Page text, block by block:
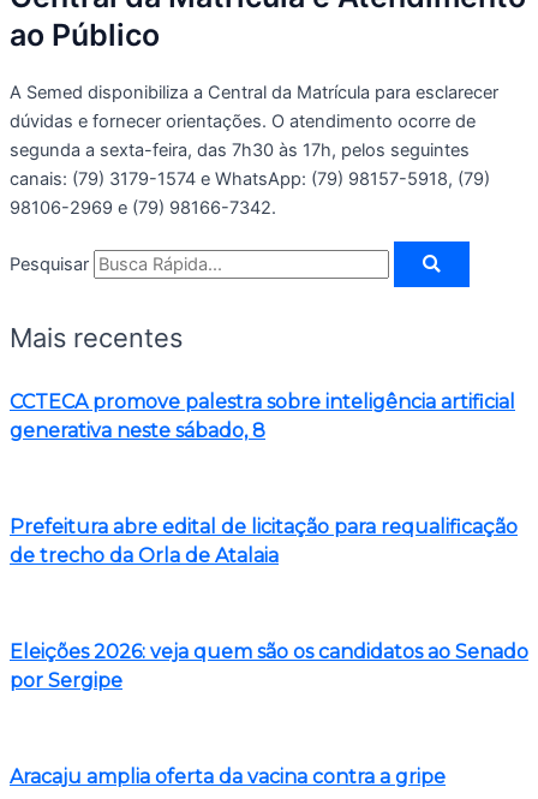
ao Público
A Semed disponibiliza a Central da Matrícula para esclarecer
dúvidas e fornecer orientações. O atendimento ocorre de
segunda a sexta-feira, das 7h30 às 17h, pelos seguintes
canais: (79) 3179-1574 e WhatsApp: (79) 98157-5918, (79)
98106-2969 e (79) 98166-7342.
Pesquisar
Mais recentes
CCTECA promove palestra sobre inteligência artificial
generativa neste sábado, 8
Prefeitura abre edital de licitação para requalificação
de trecho da Orla de Atalaia
Eleições 2026: veja quem são os candidatos ao Senado
por Sergipe
Aracaju amplia oferta da vacina contra a gripe